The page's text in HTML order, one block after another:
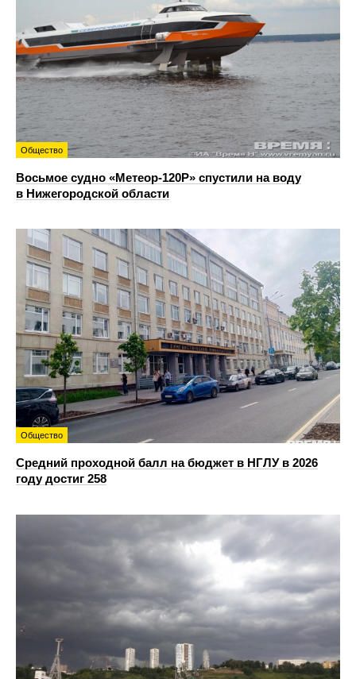
Общество
Восьмое судно «Метеор-120Р» спустили на воду
в Нижегородской области
Общество
Средний проходной балл на бюджет в НГЛУ в 2026
году достиг 258